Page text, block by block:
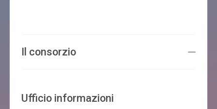
Il consorzio
Ufficio informazioni